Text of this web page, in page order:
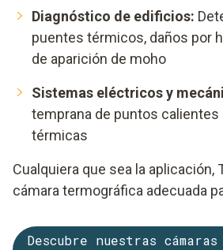
Diagnóstico de edificios:
puentes térmicos, daños por
de aparición de moho
Sistemas eléctricos y
temprana de puntos calientes
térmicas
Cualquiera que sea la aplicación,
cámara termográfica adecuada
Descubre nuestras cámaras